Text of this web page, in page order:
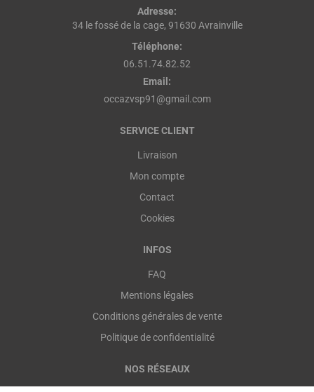
Adresse:
34 le fossé de la cage, 91630 Avrainville
Téléphone:
06.51.74.82.52
Email:
occazvsp91@gmail.com
SERVICE CLIENT
Livraison
Mon compte
Contact
Cookies
INFOS
FAQ
Mentions légales
Conditions générales de vente
Politique de confidentialité
NOS RÉSEAUX